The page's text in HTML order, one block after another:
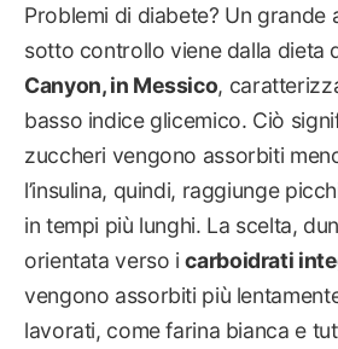
Problemi di diabete? Un grande
sotto controllo viene dalla dieta
Canyon, in Messico,
basso indice glicemico. Ciò
zuccheri vengono assorbiti
l’insulina, quindi, raggiunge
in tempi più lunghi. La scelta,
orientata verso icarboidrati
vengono assorbiti più
lavorati, come farina bianca e